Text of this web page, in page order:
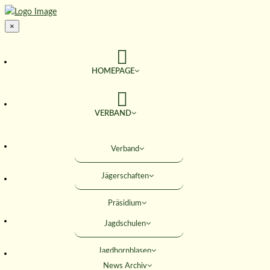
×
HOMEPAGE
VERBAND
Verband
Jägerschaften
Präsidium
TERMINE
JAGD & NATUR
Jagdschulen
Jagdhornblasen
SERVICE
News Archiv
AKTIVITÄTEN